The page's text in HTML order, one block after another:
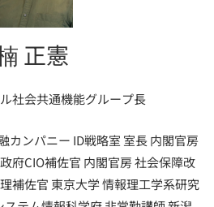
正憲
社会共通機能グループ長
ンパニー ID戦略室 室長 内閣官房
府CIO補佐官 内閣官房 社会保障改
補佐官 東京大学 情報理工学系研究